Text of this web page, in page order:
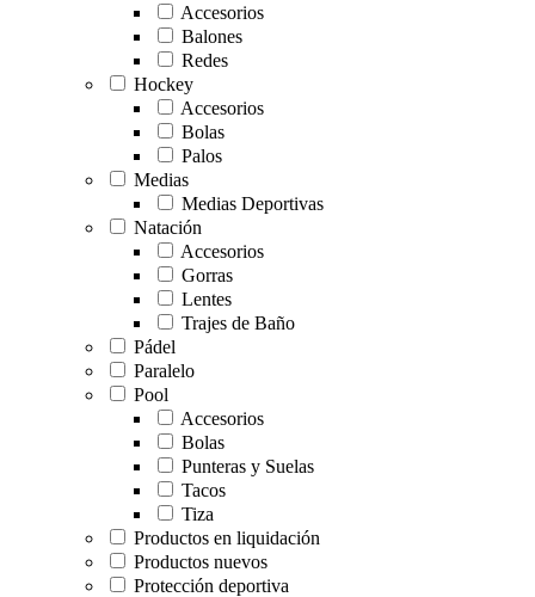
Accesorios
Balones
Redes
Hockey
Accesorios
Bolas
Palos
Medias
Medias Deportivas
Natación
Accesorios
Gorras
Lentes
Trajes de Baño
Pádel
Paralelo
Pool
Accesorios
Bolas
Punteras y Suelas
Tacos
Tiza
Productos en liquidación
Productos nuevos
Protección deportiva